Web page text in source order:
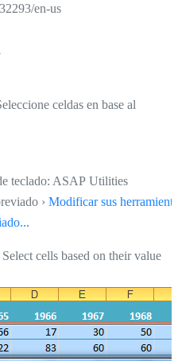
en-us
celdas en base al
teclado: ASAP Utilities
› Modificar sus
cells based on their value